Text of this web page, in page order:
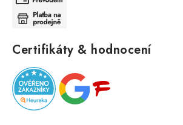
Certifikáty & hodnocení